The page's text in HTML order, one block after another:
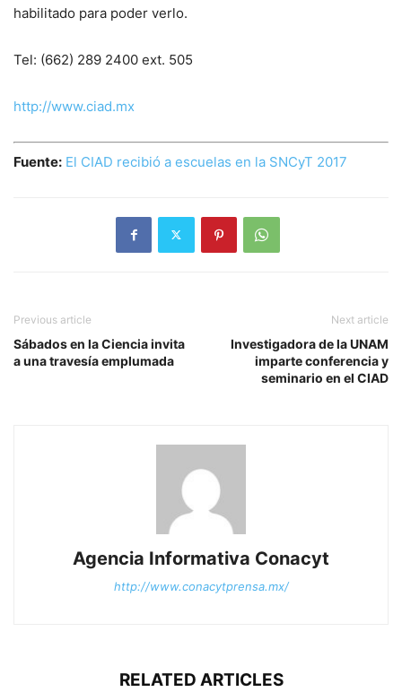
habilitado para poder verlo.
Tel: (662) 289 2400 ext. 505
http://www.ciad.mx
Fuente: El CIAD recibió a escuelas en la SNCyT 2017
Previous article
Sábados en la Ciencia invita
a una travesía emplumada
Next article
Investigadora de la UNAM
imparte conferencia y
seminario en el CIAD
Agencia Informativa Conacyt
http://www.conacytprensa.mx/
RELATED ARTICLES